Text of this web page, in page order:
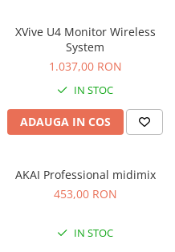
XVive U4 Monitor Wireless
System
1.037,00 RON
IN STOC
ADAUGA IN COS
AKAI Professional midimix
453,00 RON
IN STOC